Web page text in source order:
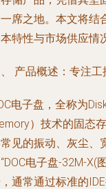
席之地。本文将结
特性与市场供应情
产品概述：专注
电子盘，全称为
）技术的固态
见的振动、灰尘、
电子盘-32M-X(
通常通过标准的